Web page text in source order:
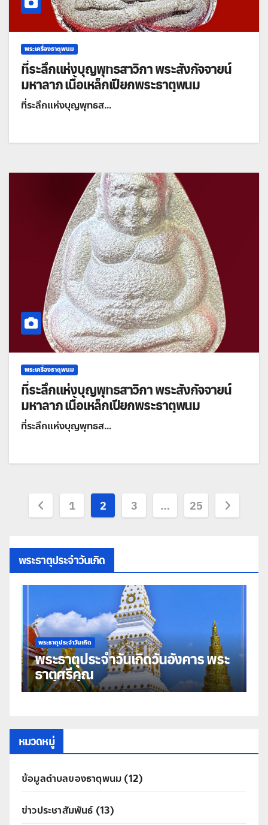
พระเครื่องธาตุพนม
ที่ระลึกแห่งบุญพุทธสาวิกา พระสังกัจจายน์
มหาลาภ เนื้อเหล็กเปียกพระธาตุพนม
ที่ระลึกแห่งบุญพุทธส…
พระเครื่องธาตุพนม
ที่ระลึกแห่งบุญพุทธสาวิกา พระสังกัจจายน์
มหาลาภ เนื้อเหล็กเปียกพระธาตุพนม
ที่ระลึกแห่งบุญพุทธส…
Posts
1 2 3 … 25
พระธาตุประจำวันเกิด
พระธาตุประจำวันเกิด
พระธาตุประจำวันเกิดวันอังคาร พระ
ธาตุศรีคุณ
หมวดหมู่
ข้อมูลตำบลของธาตุพนม (12)
ข่าวประชาสัมพันธ์(13)